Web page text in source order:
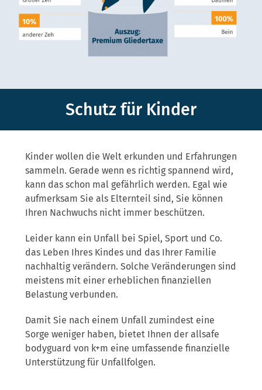
Schutz für Kinder
Kinder wollen die Welt erkunden und Erfahrungen
sammeln. Gerade wenn es richtig spannend wird,
kann das schon mal gefährlich werden. Egal wie
aufmerksam Sie als Elternteil sind, Sie können
Ihren Nachwuchs nicht immer beschützen.
Leider kann ein Unfall bei Spiel, Sport und Co.
das Leben Ihres Kindes und das Ihrer Familie
nachhaltig verändern. Solche Veränderungen sind
meistens mit einer erheblichen finanziellen
Belastung verbunden.
Damit Sie nach einem Unfall zumindest eine
Sorge weniger haben, bietet Ihnen der allsafe
bodyguard von k+m eine umfassende finanzielle
Unterstützung für Unfallfolgen.